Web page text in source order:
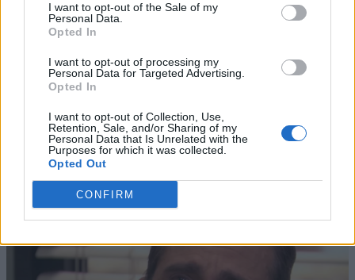
I want to opt-out of the Sale of my
Personal Data.
Opted In
I want to opt-out of processing my
Personal Data for Targeted Advertising.
Opted In
I want to opt-out of Collection, Use,
Retention, Sale, and/or Sharing of my
Personal Data that Is Unrelated with the
Purposes for which it was collected.
Opted Out
CONFIRM